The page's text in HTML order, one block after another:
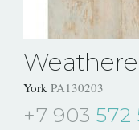
York PA130203
+7 903 572